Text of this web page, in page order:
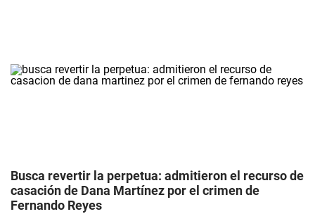
Busca revertir la perpetua: admitieron el recurso de
casación de Dana Martínez por el crimen de
Fernando Reyes